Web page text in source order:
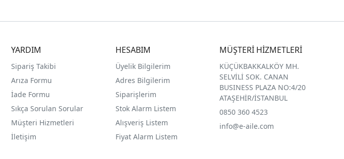
YARDIM
Sipariş Takibi
Arıza Formu
İade Formu
Sıkça Sorulan Sorular
Müşteri Hizmetleri
İletişim
HESABIM
Üyelik Bilgilerim
Adres Bilgilerim
Siparişlerim
Stok Alarm Listem
Alışveriş Listem
Fiyat Alarm Listem
MÜŞTERİ HİZMETLERİ
KÜÇÜKBAKKALKÖY MH.
SELVİLİ SOK. CANAN
BUSINESS PLAZA NO:4/20
ATAŞEHİR/İSTANBUL
0850 360 4523
info@e-aile.com